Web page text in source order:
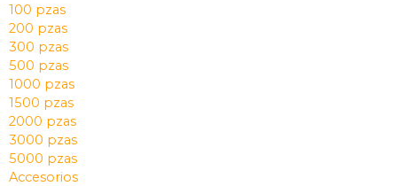
100 pzas
200 pzas
300 pzas
500 pzas
1000 pzas
1500 pzas
2000 pzas
3000 pzas
5000 pzas
Accesorios